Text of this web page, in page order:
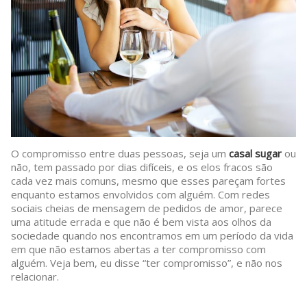
O compromisso entre duas pessoas, seja um casal sugar ou
não, tem passado por dias difíceis, e os elos fracos são
cada vez mais comuns, mesmo que esses pareçam fortes
enquanto estamos envolvidos com alguém. Com redes
sociais cheias de mensagem de pedidos de amor, parece
uma atitude errada e que não é bem vista aos olhos da
sociedade quando nos encontramos em um período da vida
em que não estamos abertas a ter compromisso com
alguém. Veja bem, eu disse “ter compromisso”, e não nos
relacionar.